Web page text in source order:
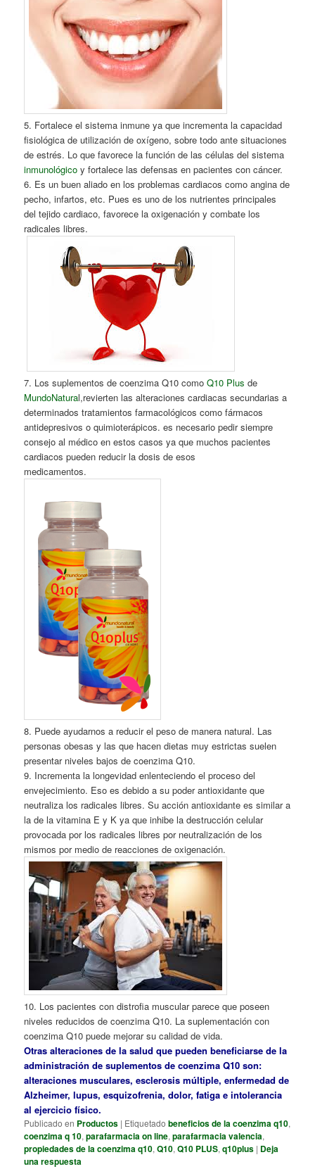
5. Fortalece el sistema inmune ya que incrementa la capacidad
fisiológica de utilización de oxígeno, sobre todo ante situaciones
de estrés. Lo que favorece la función de las células del sistema
inmunológico y fortalece las defensas en pacientes con cáncer.
6. Es un buen aliado en los problemas cardiacos como angina de
pecho, infartos, etc. Pues es uno de los nutrientes principales
del tejido cardiaco, favorece la oxigenación y combate los
radicales libres.
7. Los suplementos de coenzima Q10 como Q10 Plusde
MundoNatural,revierten las alteraciones cardiacas secundarias a
determinados tratamientos farmacológicos como fármacos
antidepresivos o quimioterápicos. es necesario pedir siempre
consejo al médico en estos casos ya que muchos pacientes
cardiacos pueden reducir la dosis de esos
medicamentos.
8. Puede ayudarnos a reducir el peso de manera natural. Las
personas obesas y las que hacen dietas muy estrictas suelen
presentar niveles bajos de coenzima Q10.
9. Incrementa la longevidad enlenteciendo el proceso del
envejecimiento. Eso es debido a su poder antioxidante que
neutraliza los radicales libres. Su acción antioxidante es similar a
la de la vitamina E y K ya que inhibe la destrucción celular
provocada por los radicales libres por neutralización de los
mismos por medio de reacciones de oxigenación.
10. Los pacientes con distrofia muscular parece que poseen
niveles reducidos de coenzima Q10. La suplementación con
coenzima Q10 puede mejorar su calidad de vida.
Otras alteraciones de la salud que pueden beneficiarse de la
administración de suplementos de coenzima Q10 son:
alteraciones musculares, esclerosis múltiple, enfermedad de
Alzheimer, lupus, esquizofrenia, dolor, fatiga e intolerancia
al ejercicio físico.
Publicado en Productos | Etiquetado beneficios de la coenzima q10,
coenzima q 10,parafarmacia on line,parafarmacia valencia,
propiedades de la coenzima q10,Q10,Q10 PLUS,q10plus | Deja
una respuesta